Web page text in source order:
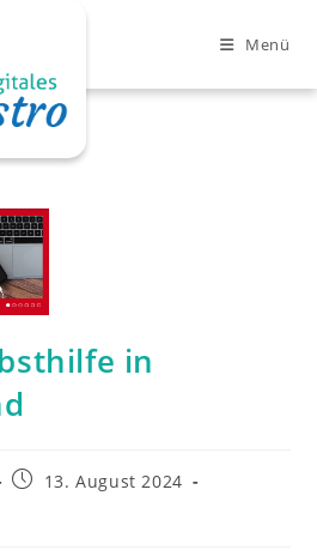
Menü
in
Beitrag13. August 2024